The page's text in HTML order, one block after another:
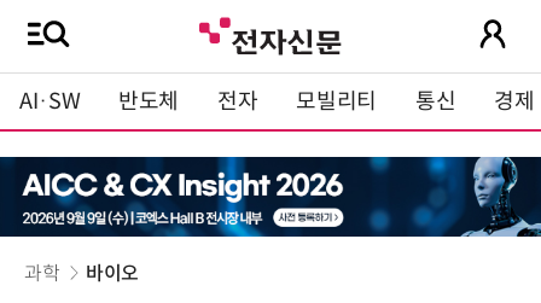
AI·SW 반도체 전자 모빌리티 통신 경제
과학 바이오